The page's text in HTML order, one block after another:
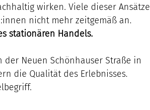
wirken. Viele dieser Ansätze
nicht mehr zeitgemäß an.
stationären Handels.
der Neuen Schönhauser Straße in
die Qualität des Erlebnisses.